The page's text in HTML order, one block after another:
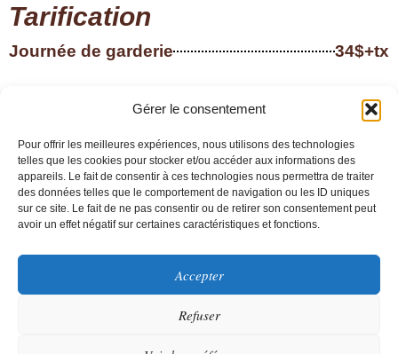
Gérer le consentement
Pour offrir les meilleures expériences, nous utilisons des technologies
telles que les cookies pour stocker et/ou accéder aux informations des
appareils. Le fait de consentir à ces technologies nous permettra de traiter
des données telles que le comportement de navigation ou les ID uniques
sur ce site. Le fait de ne pas consentir ou de retirer son consentement peut
avoir un effet négatif sur certaines caractéristiques et fonctions.
Accepter
Refuser
Tarification
Journée de garderie 34$+tx
Journée et nuit de garderie 39$+tx
Pension canine Chez Abygaël © 2026 |Tous droits réservés